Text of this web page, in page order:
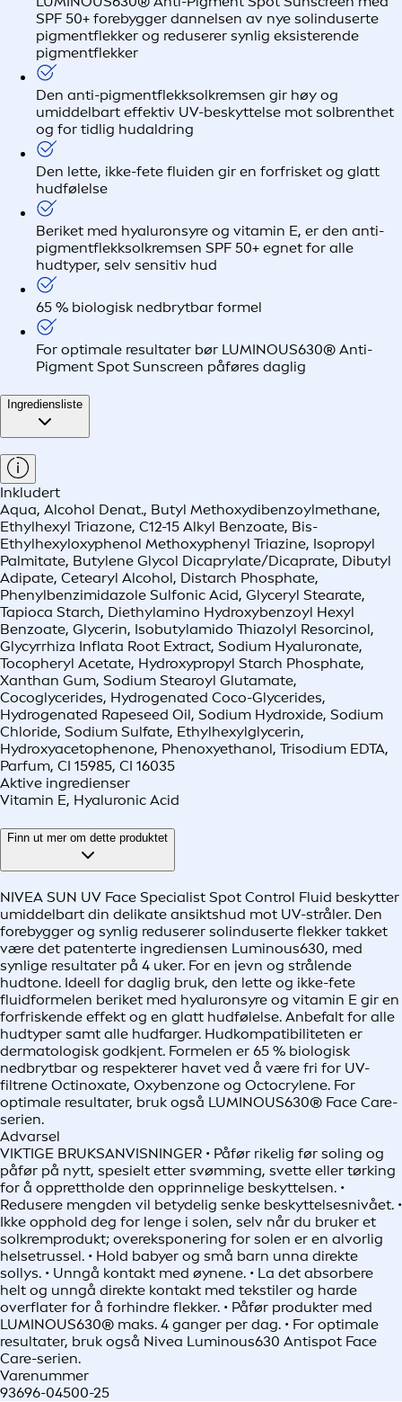
SPF 50+ forebygger dannelsen av nye solinduserte
pigmentflekker og reduserer synlig eksisterende
pigmentflekker
Den anti-pigmentflekksolkremsen gir høy og
umiddelbart effektiv UV-beskyttelse mot solbrenthet
og for tidlig hudaldring
Den lette, ikke-fete fluiden gir en forfrisket og glatt
hudfølelse
Beriket med hyaluronsyre og vitamin E, er den anti-
pigmentflekksolkremsen SPF 50+ egnet for alle
hudtyper, selv sensitiv hud
65 % biologisk nedbrytbar formel
For optimale resultater bør LUMINOUS630® Anti-
Pigment Spot Sunscreen påføres daglig
Ingrediensliste
Inkludert
Aqua, Alcohol Denat., Butyl Methoxydibenzoylmethane,
Ethylhexyl Triazone, C12-15 Alkyl Benzoate, Bis-
Ethylhexyloxyphenol Methoxyphenyl Triazine, Isopropyl
Palmitate, Butylene Glycol Dicaprylate/Dicaprate, Dibutyl
Adipate, Cetearyl Alcohol, Distarch Phosphate,
Phenylbenzimidazole Sulfonic Acid, Glyceryl Stearate,
Tapioca Starch, Diethylamino Hydroxybenzoyl Hexyl
Benzoate, Glycerin, Isobutylamido Thiazolyl Resorcinol,
Glycyrrhiza Inflata Root Extract, Sodium Hyaluronate,
Tocopheryl Acetate, Hydroxypropyl Starch Phosphate,
Xanthan Gum, Sodium Stearoyl Glutamate,
Cocoglycerides, Hydrogenated Coco-Glycerides,
Hydrogenated Rapeseed Oil, Sodium Hydroxide, Sodium
Chloride, Sodium Sulfate, Ethylhexylglycerin,
Hydroxyacetophenone, Phenoxyethanol, Trisodium EDTA,
Parfum, CI 15985, CI 16035
Aktive ingredienser
Vitamin E, Hyaluronic Acid
Finn ut mer om dette produktet
NIVEA SUN UV Face Specialist Spot Control Fluid beskytter
umiddelbart din delikate ansiktshud mot UV-stråler. Den
forebygger og synlig reduserer solinduserte flekker takket
være det patenterte ingrediensen Luminous630, med
synlige resultater på 4 uker. For en jevn og strålende
hudtone. Ideell for daglig bruk, den lette og ikke-fete
fluidformelen beriket med hyaluronsyre og vitamin E gir en
forfriskende effekt og en glatt hudfølelse. Anbefalt for alle
hudtyper samt alle hudfarger. Hudkompatibiliteten er
dermatologisk godkjent. Formelen er 65 % biologisk
nedbrytbar og respekterer havet ved å være fri for UV-
filtrene Octinoxate, Oxybenzone og Octocrylene. For
optimale resultater, bruk også LUMINOUS630® Face Care-
serien.
Advarsel
VIKTIGE BRUKSANVISNINGER • Påfør rikelig før soling og
påfør på nytt, spesielt etter svømming, svette eller tørking
for å opprettholde den opprinnelige beskyttelsen. •
Redusere mengden vil betydelig senke beskyttelsesnivået. •
Ikke opphold deg for lenge i solen, selv når du bruker et
solkremprodukt; overeksponering for solen er en alvorlig
helsetrussel. • Hold babyer og små barn unna direkte
sollys. • Unngå kontakt med øynene. • La det absorbere
helt og unngå direkte kontakt med tekstiler og harde
overflater for å forhindre flekker. • Påfør produkter med
LUMINOUS630® maks. 4 ganger per dag. • For optimale
resultater, bruk også Nivea Luminous630 Antispot Face
Care-serien.
Varenummer
93696-04500-25